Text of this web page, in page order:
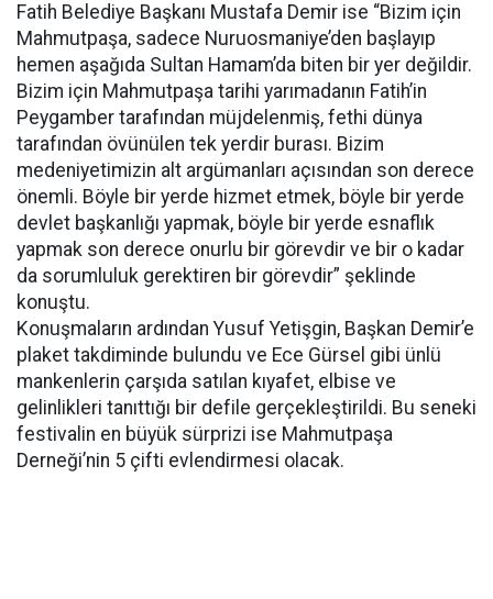
Fatih Belediye Başkanı Mustafa Demir ise “Bizim için
Mahmutpaşa, sadece Nuruosmaniye’den başlayıp
hemen aşağıda Sultan Hamam’da biten bir yer değildir.
Bizim için Mahmutpaşa tarihi yarımadanın Fatih’in
Peygamber tarafından müjdelenmiş, fethi dünya
tarafından övünülen tek yerdir burası. Bizim
medeniyetimizin alt argümanları açısından son derece
önemli. Böyle bir yerde hizmet etmek, böyle bir yerde
devlet başkanlığı yapmak, böyle bir yerde esnaflık
yapmak son derece onurlu bir görevdir ve bir o kadar
da sorumluluk gerektiren bir görevdir” şeklinde
konuştu.
Konuşmaların ardından Yusuf Yetişgin, Başkan Demir’e
plaket takdiminde bulundu ve Ece Gürsel gibi ünlü
mankenlerin çarşıda satılan kıyafet, elbise ve
gelinlikleri tanıttığı bir defile gerçekleştirildi. Bu seneki
festivalin en büyük sürprizi ise Mahmutpaşa
Derneği’nin 5 çifti evlendirmesi olacak.